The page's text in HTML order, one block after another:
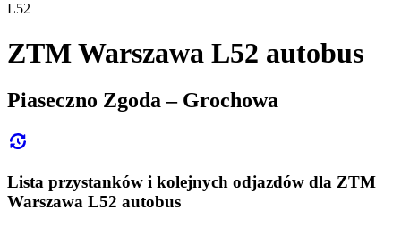
L52
ZTM Warszawa L52 autobus
Piaseczno Zgoda – Grochowa
Lista przystanków i kolejnych odjazdów dla ZTM
Warszawa L52 autobus